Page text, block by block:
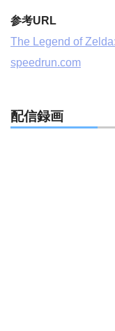
参考URL
The Legend of
speedrun.com
配信録画